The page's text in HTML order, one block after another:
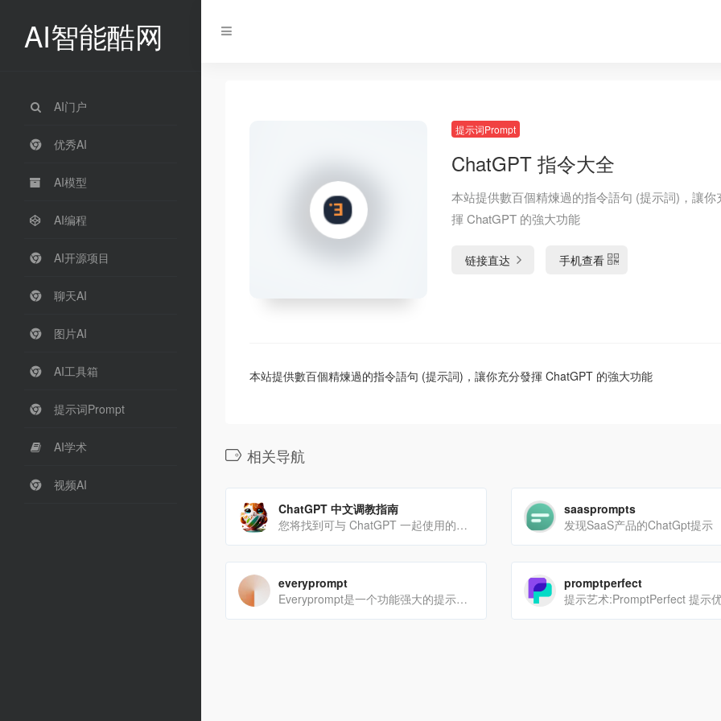
AI智能酷网
AI门户
优秀AI
AI模型
AI编程
AI开源项目
聊天AI
图片AI
AI工具箱
提示词Prompt
AI学术
视频AI
提示词Prompt
ChatGPT 指令大全
本站提供數百個精煉過的指令語句 (提示詞)，讓你
揮 ChatGPT 的強大功能
链接直达 手机查看
本站提供數百個精煉過的指令語句 (提示詞)，讓你充分發揮 ChatGPT 的強大功能
相关导航
ChatGPT 中文调教指南
您将找到可与 ChatGPT 一起使用的各种提示
saasprompts
发现SaaS产品的ChatGpt提示
everyprompt
Everyprompt是一个功能强大的提示工程IDE，为单个提示迭代提供了专业接口。
promptperfect
提示艺术:PromptPerfect 提示